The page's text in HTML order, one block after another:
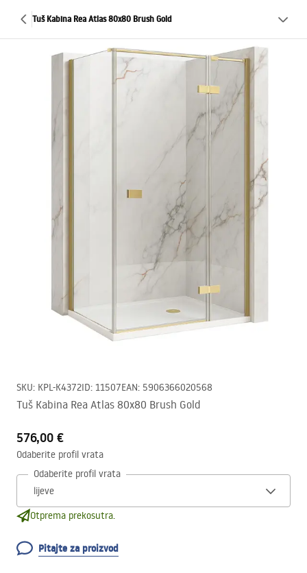
Tuš Kabina Rea Atlas 80x80 Brush Gold
SKU: KPL-K4372ID: 11507EAN: 5906366020568
Tuš Kabina Rea Atlas 80x80 Brush Gold
576,00 €
Odaberite profil vrata
Odaberite profil vrata
Otprema prekosutra.
Pitajte za proizvod